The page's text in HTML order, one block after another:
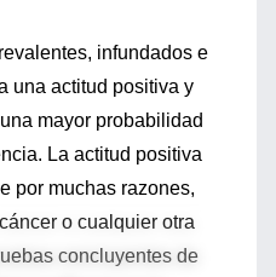
infundados e
una actitud positiva y
mayor probabilidad
La actitud positiva
por muchas razones,
o cualquier otra
concluyentes de